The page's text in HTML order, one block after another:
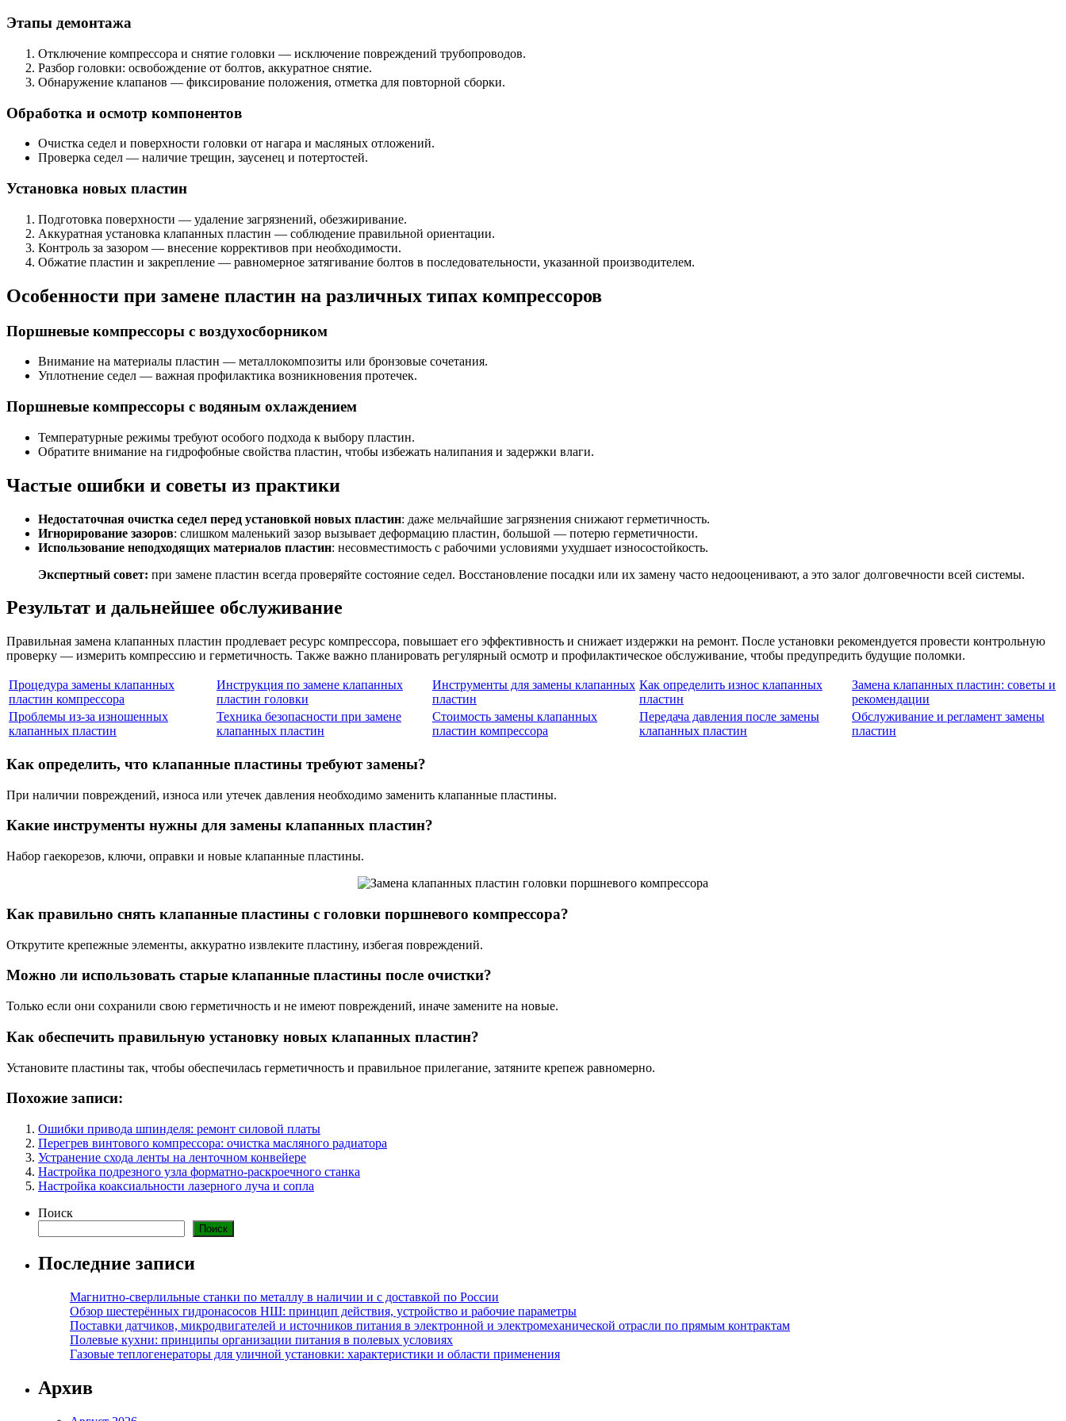
Этапы демонтажа
Отключение компрессора и снятие головки — исключение повреждений трубопроводов.
Разбор головки: освобождение от болтов, аккуратное снятие.
Обнаружение клапанов — фиксирование положения, отметка для повторной сборки.
Обработка и осмотр компонентов
Очистка седел и поверхности головки от нагара и масляных отложений.
Проверка седел — наличие трещин, заусенец и потертостей.
Установка новых пластин
Подготовка поверхности — удаление загрязнений, обезжиривание.
Аккуратная установка клапанных пластин — соблюдение правильной ориентации.
Контроль за зазором — внесение коррективов при необходимости.
Обжатиe пластин и закрепление — равномерное затягивание болтов в последовательности, указанной производителем.
Особенности при замене пластин на различных типах компрессоров
Поршневые компрессоры с воздухосборником
Внимание на материалы пластин — металлокомпозиты или бронзовые сочетания.
Уплотнение седел — важная профилактика возникновения протечек.
Поршневые компрессоры с водяным охлаждением
Температурные режимы требуют особого подхода к выбору пластин.
Обратите внимание на гидрофобные свойства пластин, чтобы избежать налипания и задержки влаги.
Частые ошибки и советы из практики
Недостаточная очистка седел перед установкой новых пластин: даже мельчайшие загрязнения снижают герметичность.
Игнорирование зазоров: слишком маленький зазор вызывает деформацию пластин, большой — потерю герметичности.
Использование неподходящих материалов пластин: несовместимость с рабочими условиями ухудшает износостойкость.
Экспертный совет: при замене пластин всегда проверяйте состояние седел. Восстановление посадки или их замену часто недооценивают, а это залог долговечности всей системы.
Результат и дальнейшее обслуживание
Правильная замена клапанных пластин продлевает ресурс компрессора, повышает его эффективность и снижает издержки на ремонт. После установки рекомендуется провести контрольную
проверку — измерить компрессию и герметичность. Также важно планировать регулярный осмотр и профилактическое обслуживание, чтобы предупредить будущие поломки.
Процедура замены клапанных
пластин компрессора
Инструкция по замене клапанных
пластин головки
Инструменты для замены клапанных
пластин
Как определить износ клапанных
пластин
Замена клапанных пластин: советы и
рекомендации
Проблемы из-за изношенных
клапанных пластин
Техника безопасности при замене
клапанных пластин
Стоимость замены клапанных
пластин компрессора
Передача давления после замены
клапанных пластин
Обслуживание и регламент замены
пластин
Как определить, что клапанные пластины требуют замены?
При наличии повреждений, износа или утечек давления необходимо заменить клапанные пластины.
Какие инструменты нужны для замены клапанных пластин?
Набор гаекорезов, ключи, оправки и новые клапанные пластины.
Как правильно снять клапанные пластины с головки поршневого компрессора?
Открутите крепежные элементы, аккуратно извлеките пластину, избегая повреждений.
Можно ли использовать старые клапанные пластины после очистки?
Только если они сохранили свою герметичность и не имеют повреждений, иначе замените на новые.
Как обеспечить правильную установку новых клапанных пластин?
Установите пластины так, чтобы обеспечилась герметичность и правильное прилегание, затяните крепеж равномерно.
Похожие записи:
Ошибки привода шпинделя: ремонт силовой платы
Перегрев винтового компрессора: очистка масляного радиатора
Устранение схода ленты на ленточном конвейере
Настройка подрезного узла форматно-раскроечного станка
Настройка коаксиальности лазерного луча и сопла
Поиск
Поиск
Последние записи
Магнитно-сверлильные станки по металлу в наличии и с доставкой по России
Обзор шестерённых гидронасосов НШ: принцип действия, устройство и рабочие параметры
Поставки датчиков, микродвигателей и источников питания в электронной и электромеханической отрасли по прямым контрактам
Полевые кухни: принципы организации питания в полевых условиях
Газовые теплогенераторы для уличной установки: характеристики и области применения
Архив